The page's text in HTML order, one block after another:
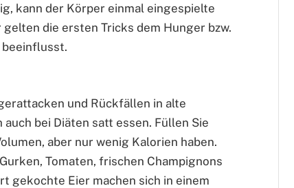
kann der Körper einmal eingespielte
die ersten Tricks dem Hunger bzw.
beeinflusst.
und Rückfällen in alte
bei Diäten satt essen. Füllen Sie
aber nur wenig Kalorien haben.
Tomaten, frischen Champignons
gekochte Eier machen sich in einem